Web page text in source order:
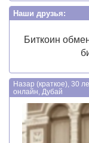
Наши друзья:
Биткоин
Назар (краткое), 30
онлайн, Дубай